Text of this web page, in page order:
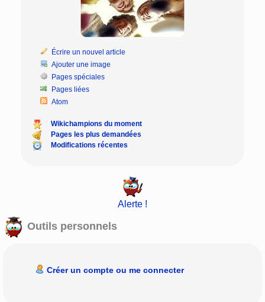
Écrire un nouvel article
Ajouter une image
Pages spéciales
Pages liées
Atom
Wikichampions du moment
Pages les plus demandées
Modifications récentes
Alerte !
Outils personnels
Créer un compte ou me connecter